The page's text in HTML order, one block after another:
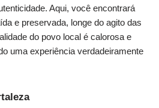
Aqui, você encontrará
e preservada, longe do agito das
do povo local é calorosa e
uma experiência verdadeiramente